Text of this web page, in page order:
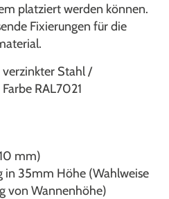
platziert werden können.
Fixierungen für die
verzinkter Stahl /
RAL7021
mm)
in 35mm Höhe (Wahlweise
von Wannenhöhe)